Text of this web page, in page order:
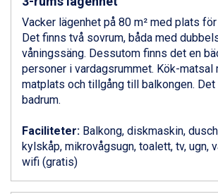
Bad Gastein från 6.295 kr.
Arabba från 11.045 kr.
La Thuile från 7.045 kr.
Cervinia från 8.245 kr.
Saalbach från 9.445 kr.
Sölden från 12.995 kr.
Passo Tonale från 5.895 kr.
Champoluc från 5.945 kr.
Sestriere från 6.945 kr.
Fieberbrunn från 9.645 kr.
Vacker lägenhet på 80 m² med plats
Det finns två sovrum, båda med
våningssäng. Dessutom finns det en
personer i vardagsrummet. Kök-matsal
matplats och tillgång till balkongen.
badrum.
Faciliteter: Balkong, diskmaskin,
kylskåp, mikrovågsugn, toalett, tv, ugn,
wifi (gratis)